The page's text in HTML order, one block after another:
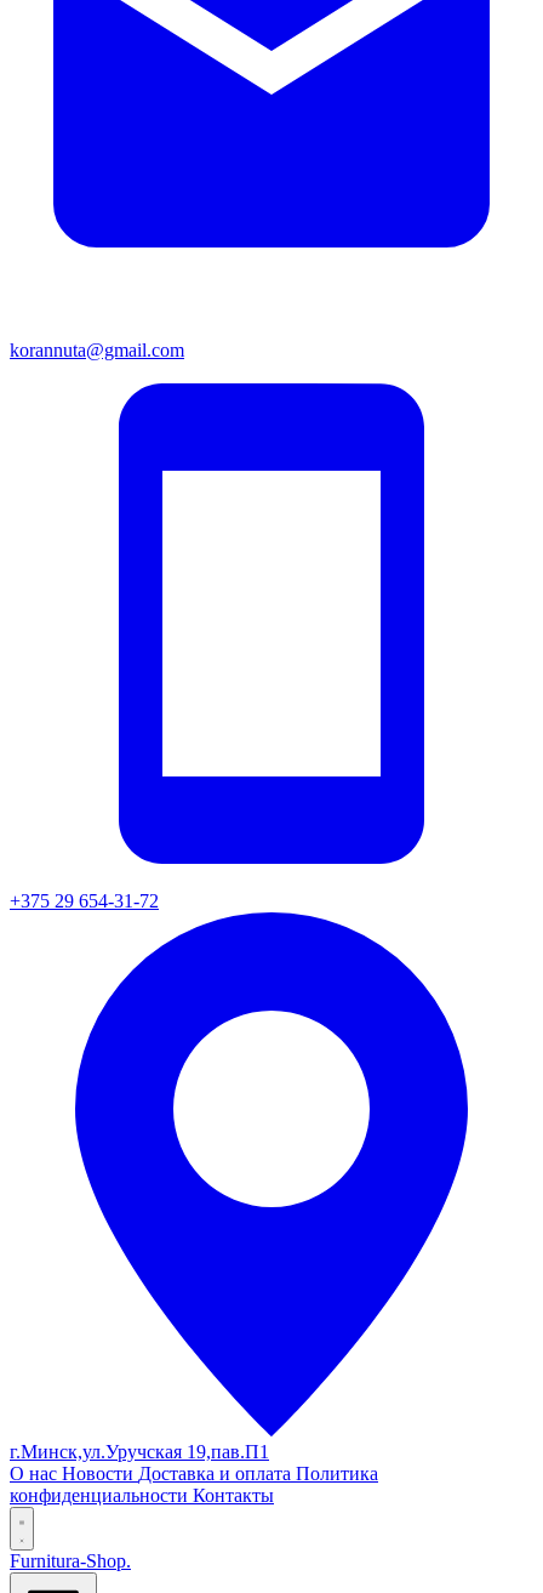
korannuta@gmail.com
+375 29 654-31-72
г.Минск,ул.Уручская 19,пав.П1
О нас Новости Доставка и оплата Политика
конфиденциальности Контакты
Furnitura-Shop.